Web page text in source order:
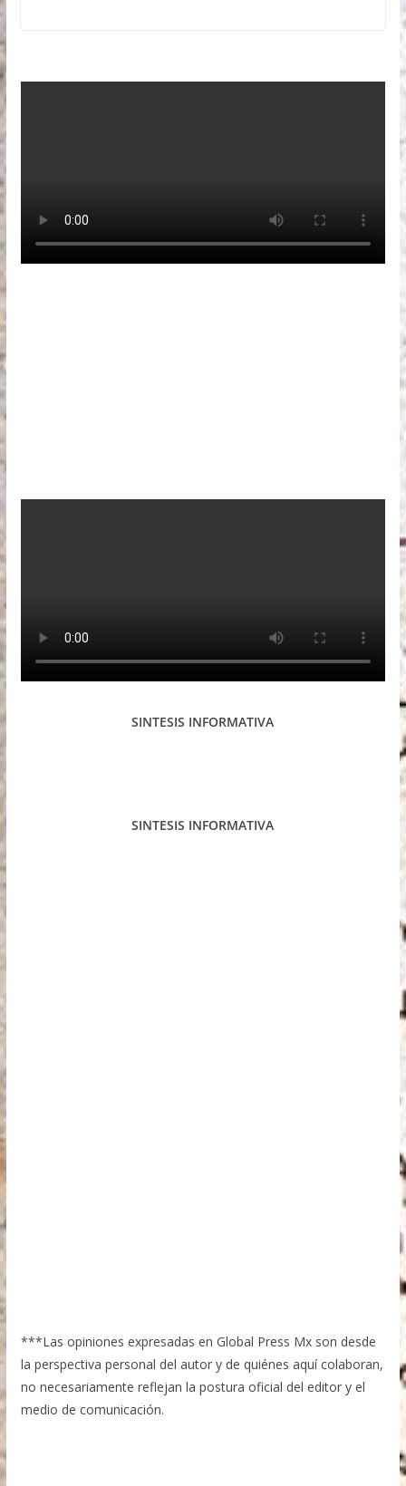
SINTESIS INFORMATIVA
SINTESIS INFORMATIVA
***Las opiniones expresadas en Global Press Mx son desde
la perspectiva personal del autor y de quiénes aquí colaboran,
no necesariamente reflejan la postura oficial del editor y el
medio de comunicación.